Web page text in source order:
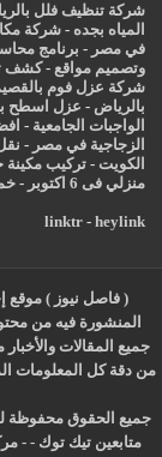
شركة تنظيف فلل
المياه بجده -شركة
في مصر - برنامج
وتصميم مواقع -كشف
شركة عزل فوم
بالرياض - عزل اسطح
الواجبات الجامعية -
الزجاجية في مصر -
الكويت -تركيب مكينة
منزلي فى 6 اكتوبر
-
linktr- heylink
( فاصل نيوز ) موقع
المنشورة فيه من
جميع المقالات
من دقة كل المعلومات
جميع الحقوق محفوظة
متابعين تيك توك -
-